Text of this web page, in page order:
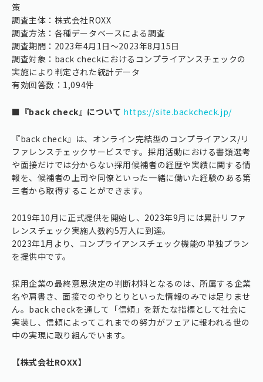
策
調査主体：株式会社ROXX
調査方法：各種データベースによる調査
調査期間：2023年4月1日〜2023年8月15日
調査対象：back checkにおけるコンプライアンスチェックの
実施により判定された統計データ
有効回答数：1,094件
■『back check』について https://site.backcheck.jp/
『back check』は、オンライン完結型のコンプライアンス/リ
ファレンスチェックサービスです。採用活動における書類選考
や面接だけでは分からない採用候補者の経歴や実績に関する情
報を、候補者の上司や同僚といった一緒に働いた経験のある第
三者から取得することができます。
2019年10月に正式提供を開始し、2023年9月には累計リファ
レンスチェック実施人数約5万人に到達。
2023年1月より、コンプライアンスチェック機能の単独プラン
を提供中です。
採用企業の最終意思決定の判断材料となるのは、所属する企業
名や肩書き、面接でのやりとりといった情報のみでは足りませ
ん。back checkを通して「信頼」を新たな指標として社会に
実装し、信頼によってこれまでの努力がフェアに報われる世の
中の実現に取り組んでいます。
【株式会社ROXX】